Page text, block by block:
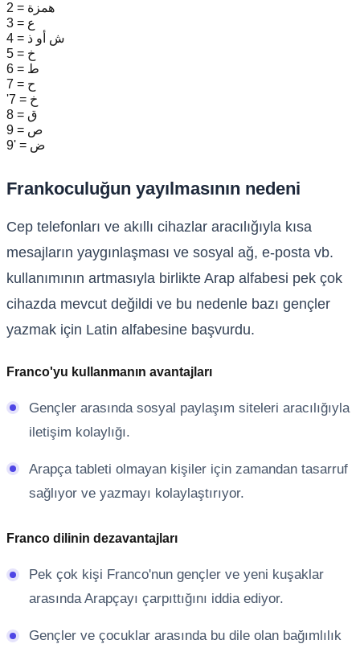
2 = همزة
3 = ع
4 = ش أو ذ
5 = خ
6 = ط
7 = ح
'7 = خ
8 = ق
9 = ص
9' = ض
Frankoculuğun yayılmasının nedeni
Cep telefonları ve akıllı cihazlar aracılığıyla kısa
mesajların yaygınlaşması ve sosyal ağ, e-posta vb.
kullanımının artmasıyla birlikte Arap alfabesi pek çok
cihazda mevcut değildi ve bu nedenle bazı gençler
yazmak için Latin alfabesine başvurdu.
Franco'yu kullanmanın avantajları
Gençler arasında sosyal paylaşım siteleri aracılığıyla
iletişim kolaylığı.
Arapça tableti olmayan kişiler için zamandan tasarruf
sağlıyor ve yazmayı kolaylaştırıyor.
Franco dilinin dezavantajları
Pek çok kişi Franco'nun gençler ve yeni kuşaklar
arasında Arapçayı çarpıttığını iddia ediyor.
Gençler ve çocuklar arasında bu dile olan bağımlılık